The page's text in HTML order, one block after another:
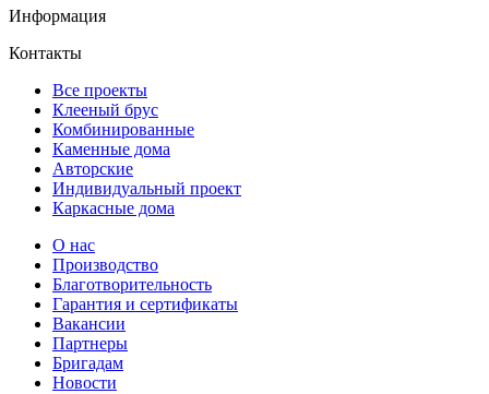
Информация
Контакты
Все проекты
Клееный брус
Комбинированные
Каменные дома
Авторские
Индивидуальный проект
Каркасные дома
О нас
Производство
Благотворительность
Гарантия и сертификаты
Вакансии
Партнеры
Бригадам
Новости